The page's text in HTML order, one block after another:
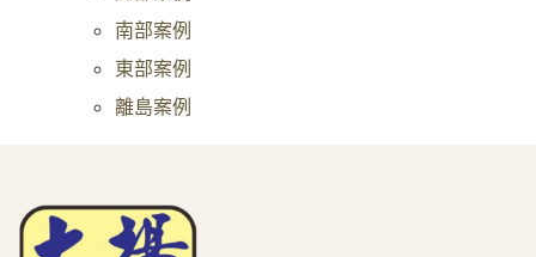
南部案例
東部案例
離島案例